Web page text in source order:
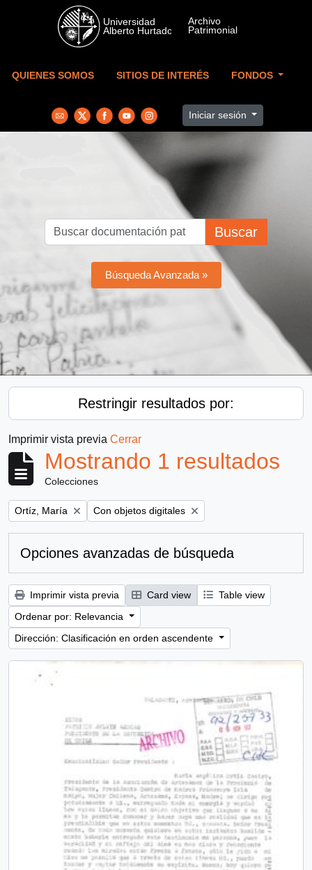
Skip to main content
QUIENES SOMOS SITIOS DE INTERÉS FONDOS
Iniciar sesión
Buscar
Búsqueda Avanzada »
Restringir resultados por:
Imprimir vista previa Cerrar
Mostrando 1 resultados
Colecciones
Remove filter:
Ortíz, María Remove filter:
Con objetos digitales
Opciones avanzadas de búsqueda
Imprimir vista previa Card view
Table view
Ordenar por: Relevancia
Dirección: Clasificación en orden ascendente